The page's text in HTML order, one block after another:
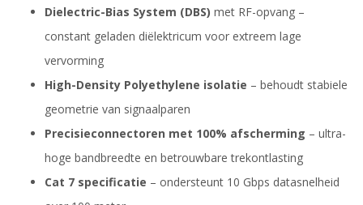
Dielectric-Bias System (DBS) met RF-opvang –
constant geladen diëlektricum voor extreem lage
vervorming
High-Density Polyethylene isolatie – behoudt stabiele
geometrie van signaalparen
Precisieconnectoren met 100% afscherming – ultra-
hoge bandbreedte en betrouwbare trekontlasting
Cat 7 specificatie – ondersteunt 10 Gbps datasnelheid